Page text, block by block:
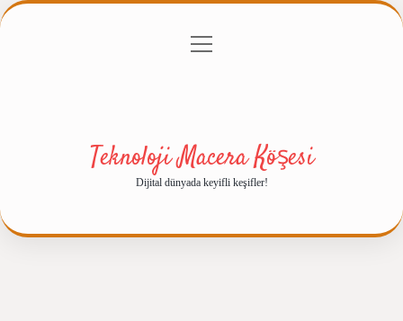
Gizlilik Politikası
menüyü
Teknoloji Macera Köşesi
Dijital dünyada keyifli keşifler!